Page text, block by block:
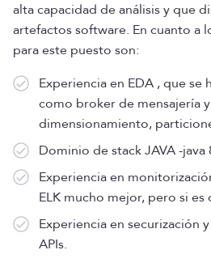
alta capacidad de análisis y que
artefactos software. En cuanto a
para este puesto son:
Experiencia en EDA , que se
como broker de mensajería
dimensionamiento,
Dominio de stack JAVA -
Experiencia en
ELK mucho mejor, pero si
Experiencia en securización
APIs.